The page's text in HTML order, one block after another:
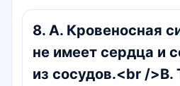
8. А. Кровеносная
не имеет сердца и
из сосудов.<br />В.